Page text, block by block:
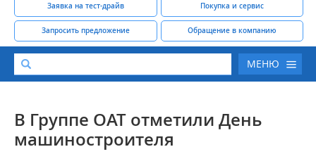
Заявка на тест-драйв Покупка и сервис
Запросить предложение Обращение в компанию
МЕНЮ
КАТАЛОГ АВТОТЕХНИКИ
В Группе ОАТ отметили День
машиностроителя